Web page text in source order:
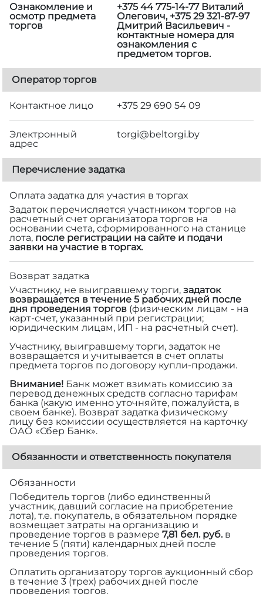
Ознакомление и
осмотр предмета
торгов
+375 44 775-14-77 Виталий
Олегович, +375 29 321-87-97
Дмитрий Васильевич -
контактные номера для
ознакомления с
предметом торгов.
Оператор торгов
Контактное лицо +375 29 690 54 09
Электронный
адрес
torgi@beltorgi.by
Перечисление задатка
Оплата задатка для участия в торгах
Задаток перечисляется участником торгов на
расчетный счет организатора торгов на
основании счета, сформированного на станице
лота, после регистрации на сайте и подачи
заявки на участие в торгах.
Возврат задатка
Участнику, не выигравшему торги, задаток
возвращается в течение 5 рабочих дней после
дня проведения торгов (физическим лицам - на
карт-счет, указанный при регистрации;
юридическим лицам, ИП - на расчетный счет).
Участнику, выигравшему торги, задаток не
возвращается и учитывается в счет оплаты
предмета торгов по договору купли-продажи.
Внимание! Банк может взимать комиссию за
перевод денежных средств согласно тарифам
банка (какую именно уточняйте, пожалуйста, в
своем банке). Возврат задатка физическому
лицу без комиссии осуществляется на карточку
ОАО «Сбер Банк».
Обязанности и ответственность покупателя
Обязанности
Победитель торгов (либо единственный
участник, давший согласие на приобретение
лота), т.е. покупатель, в обязательном порядке
возмещает затраты на организацию и
проведение торгов в размере 7,81 бел. руб.в
течение 5 (пяти) календарных дней после
проведения торгов.
Оплатить организатору торгов аукционный сбор
в течение 3 (трех) рабочих дней после
проведения торгов.